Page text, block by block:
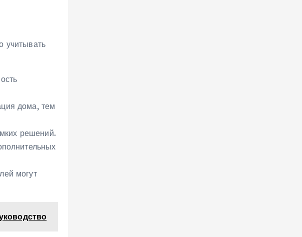
учитывать
дома‚ тем
решений.
могут